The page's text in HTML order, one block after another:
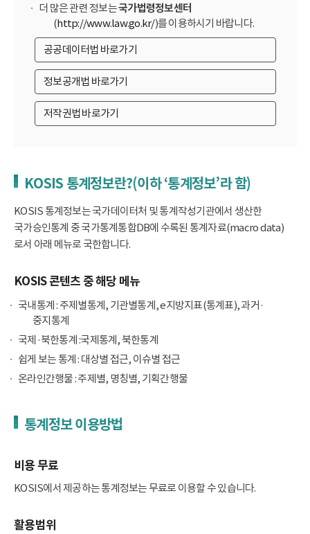
더 많은 관련 정보는국가법령정보센터
(http://www.law.go.kr/)를 이용하시기 바랍니다.
공공데이터법 바로가기
정보공개법 바로가기
저작권법 바로가기
KOSIS 통계정보란?(이하 ‘통계정보’라 함)
KOSIS 통계정보는 국가데이터처 및 통계작성기관에서 생산한
국가승인통계 중 국가통계통합DB에 수록된 통계자료(macro data)
로서 아래 메뉴로 국한합니다.
KOSIS 콘텐츠 중 해당 메뉴
국내통계 : 주제별통계, 기관별통계, e지방지표(통계표), 과거·
중지통계
국제·북한통계 :국제통계, 북한통계
쉽게 보는 통계 : 대상별 접근, 이슈별 접근
온라인간행물 : 주제별, 명칭별, 기획간행물
통계정보 이용방법
비용 무료
KOSIS에서 제공하는 통계정보는 무료로 이용할 수 있습니다.
활용범위